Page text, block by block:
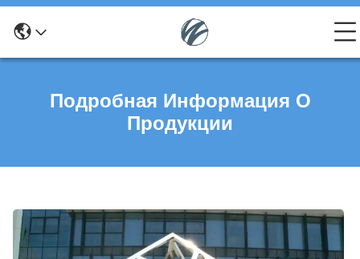
Подробная Информация О
Продукции